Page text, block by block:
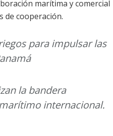
marítima y comercial
de cooperación.
para impulsar las
la bandera
internacional.